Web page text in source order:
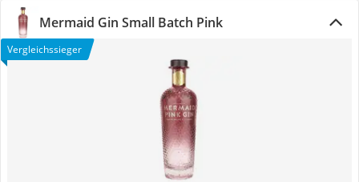
Mermaid Gin Small Batch Pink
Vergleichssieger